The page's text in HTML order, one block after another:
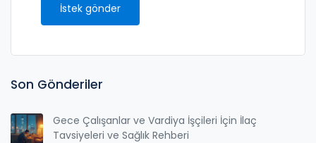
İstek gönder
Son Gönderiler
Gece Çalışanlar ve Vardiya İşçileri İçin İlaç
Tavsiyeleri ve Sağlık Rehberi